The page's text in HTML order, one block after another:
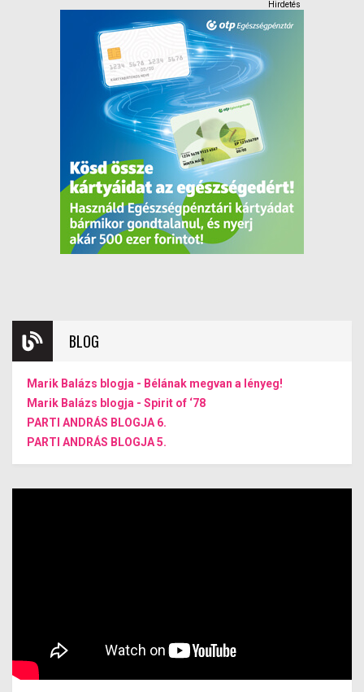
Hirdetés
BLOG
Marik Balázs blogja - Bélának megvan a lényeg!
Marik Balázs blogja - Spirit of ‘78
PARTI ANDRÁS BLOGJA 6.
PARTI ANDRÁS BLOGJA 5.